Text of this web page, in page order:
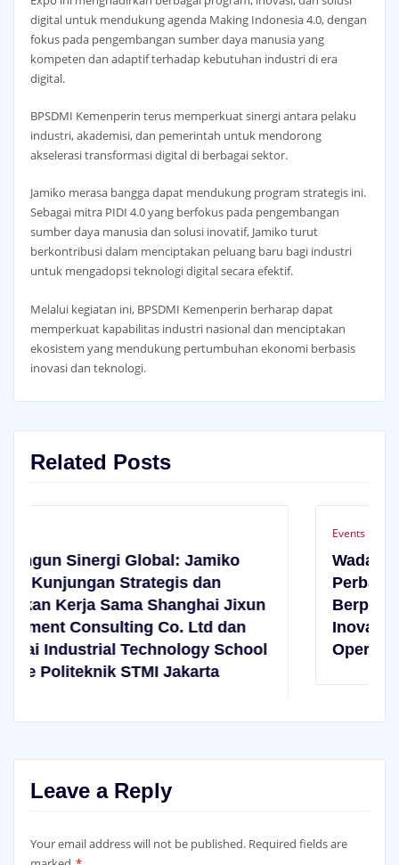
digital untuk mendukung agenda Making Indonesia 4.0, dengan
fokus pada pengembangan sumber daya manusia yang
kompeten dan adaptif terhadap kebutuhan industri di era
digital.
BPSDMI Kemenperin terus memperkuat sinergi antara pelaku
industri, akademisi, dan pemerintah untuk mendorong
akselerasi transformasi digital di berbagai sektor.
Jamiko merasa bangga dapat mendukung program strategis ini.
Sebagai mitra PIDI 4.0 yang berfokus pada pengembangan
sumber daya manusia dan solusi inovatif, Jamiko turut
berkontribusi dalam menciptakan peluang baru bagi industri
untuk mengadopsi teknologi digital secara efektif.
Melalui kegiatan ini, BPSDMI Kemenperin berharap dapat
memperkuat kapabilitas industri nasional dan menciptakan
ekosistem yang mendukung pertumbuhan ekonomi berbasis
inovasi dan teknologi.
Related Posts
Jamiko
dan
Jixun
Ltd dan
School
Wadah Terobosan Operasional
Perbankan: Jamiko Bangga
Berperan dalam Ajang
Inovasi 2nd Annual Indonesia
Operation Banking Summit
Leave a Reply
marked*